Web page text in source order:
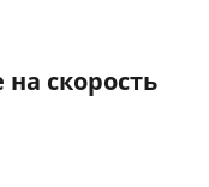
скорость